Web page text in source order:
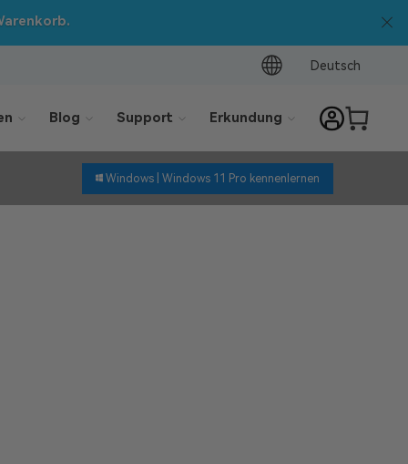
Deutsch
Blog Support Erkundung
Windows | Windows 11 Pro kennenlernen